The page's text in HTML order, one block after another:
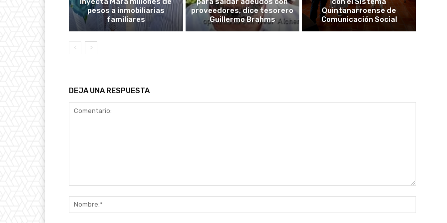
pesos a inmobiliarias
familiares
proveedores, dice tesorero
Guillermo Brahms
Quintanarroense de
Comunicación Social
DEJA UNA RESPUESTA